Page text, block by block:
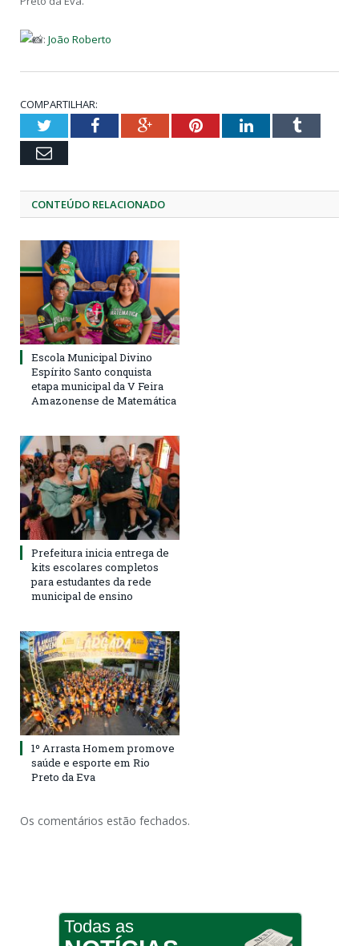
: João Roberto
COMPARTILHAR:
TwitterFacebookGoogle+PinterestLinkedInTumblr
Email
CONTEÚDO RELACIONADO
Escola Municipal Divino
Espírito Santo conquista
etapa municipal da V Feira
Amazonense de Matemática
Prefeitura inicia entrega de
kits escolares completos
para estudantes da rede
municipal de ensino
1º Arrasta Homem promove
saúde e esporte em Rio
Preto da Eva
Os comentários estão fechados.
Todas as